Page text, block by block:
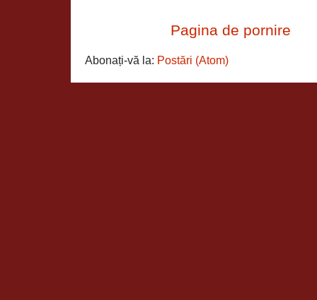
Pagina de pornire
Abonați-vă la: Postări (Atom)